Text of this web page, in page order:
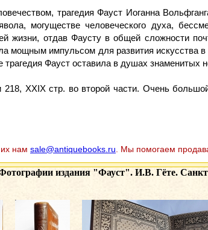
трагедия Фауст Иоганна
могуществе человеческого духа,
жизни, отдав Фаусту в общей сложности
мощным импульсом для развития искусства
трагедия Фауст оставила в душах знаменитых
218, XXIX стр. во второй части. Очень
нам sale@antiquebooks.ru . Мы помогаем
издания "Фауст". И.В. Гёте.